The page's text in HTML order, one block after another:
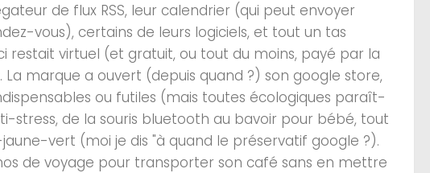
de flux RSS, leur calendrier (qui peut envoyer
vous), certains de leurs logiciels, et tout un tas
restait virtuel (et gratuit, ou tout du moins, payé par la
marque a ouvert (depuis quand ?) son google store,
ou futiles (mais toutes écologiques paraît-
stress, de la souris bluetooth au bavoir pour bébé, tout
vert (moi je dis "à quand le préservatif google ?).
de voyage pour transporter son café sans en mettre